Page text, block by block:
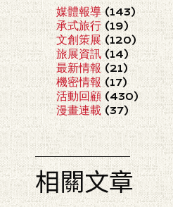
媒體報導(143)
承式旅行 (19)
文創策展(120)
旅展資訊(14)
最新情報 (21)
機密情報(17)
活動回顧 (430)
漫畫連載 (37)
相關文章